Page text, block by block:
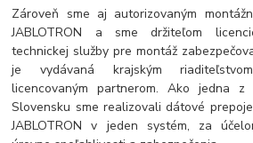
Zároveň sme aj autorizovaným
JABLOTRON a sme držiteľom
technickej služby pre montáž
je vydávaná krajským
licencovaným partnerom. Ako jedna z
Slovensku sme realizovali dátové
JABLOTRON v jeden systém, za